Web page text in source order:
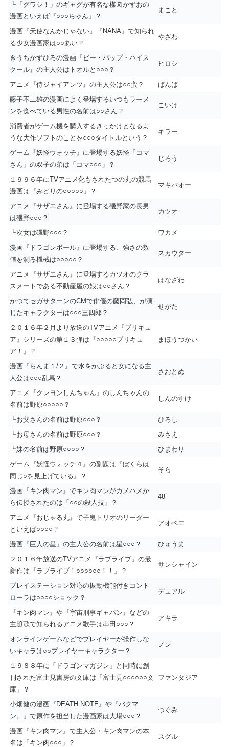
┗「グワシ！」のギャグが有名な楳図かずおの
漫画といえば『○○○ちゃん』？
まこと
漫画『天使なんかじゃない』『NANA』で知られ
る少女漫画家は○○あい？
やざわ
きうちかずひろの漫画『ビー・バップ・ハイス
クール』の主人公はトオルと○○○？
ヒロシ
アニメ『侍ジャイアンツ』の主人公は○○蛮？
ばんば
藤子不二雄の漫画によく登場するいつもラーメ
ンを食べている男性の名前は○○さん？
こいけ
消費者がゲーム機を購入するきっかけとなるよ
うな大作ソフトのことを○○○タイトルという？
キラー
ゲーム『妖怪ウォッチ』に登場する妖怪「コマ
さん」の双子の弟は「コマ○○○」？
じろう
１９９６年にTVアニメ化もされたつの丸の競馬
漫画は『みどりの○○○○○』？
マキバオー
アニメ『サザエさん』に登場する磯野家の長男
は磯野○○○？
カツオ
┗次女は磯野○○○？
ワカメ
漫画『ドラゴンボール』に登場する、強さの数
値を測る機械は○○○○○？
スカウター
アニメ『サザエさん』に登場するカツオのクラ
スメートである不動産屋の娘は○○さん？
はなざわ
かつてセガサターンのCMで俳優の藤岡弘、が演
じたキャラクターは○○○三四郎？
せがた
２０１６年２月より放送のTVアニメ『プリキュ
ア』シリーズの第１３弾は『○○○○○プリキュ
ア！』？
まほうつかい
漫画『らんま１/２』で水をかぶると女になる主
人公は○○○乱馬？
さおとめ
アニメ『クレヨンしんちゃん』のしんちゃんの
名前は野原○○○○○？
しんのすけ
┗お父さんの名前は野原○○○？
ひろし
┗お母さんの名前は野原○○○？
みさえ
┗妹の名前は野原○○○○？
ひまわり
ゲーム『妖怪ウォッチ４』の副題は『ぼくらは
同じ○を見上げている』？
そら
漫画『キン肉マン』でキン肉マンがカメハメか
ら伝授されたのは「○○の殺人技」？
48
アニメ『おじゃる丸』で子鬼トリオのリーダー
といえば○○○○？
アオベエ
漫画『巨人の星』の主人公の名前は星○○○？
ひゅうま
２０１６年放送のTVアニメ『ラブライブ』の最
新作は『ラブライブ！○○○○○○！！』？
サンシャイン
プレイステーション対応の振動機能付きコント
ローラは○○○○ショック？
デュアル
『キン肉マン』や『宇宙刑事ギャバン』などの
主題歌で知られるアニメ歌手は串田○○○？
アキラ
オンラインゲームなどでプレイヤーが操作しな
いキャラは○○プレイヤーキャラクター？
ノン
１９８８年に「ドラゴンマガジン」と同時に創
刊された富士見書房の文庫は「富士見○○○○○○文
庫」？
ファンタジア
小畑健の漫画『DEATH NOTE』や『バクマ
ン。』で原作を担当した漫画家は大場○○○？
つぐみ
漫画『キン肉マン』で主人公・キン肉マンの本
名は「キン肉○○○」？
スグル